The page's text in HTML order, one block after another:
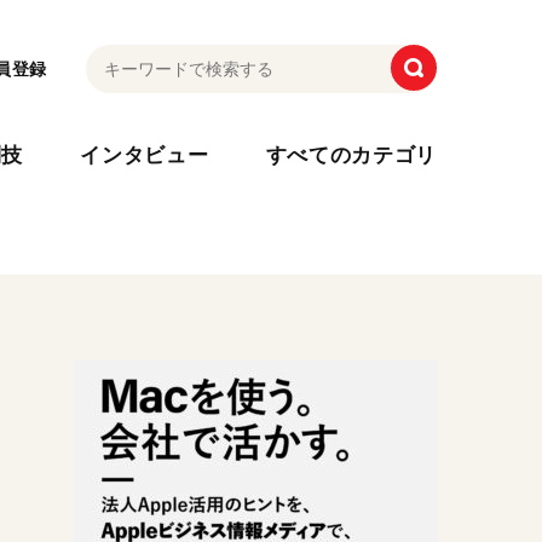
登録
インタビュー すべてのカテゴリ